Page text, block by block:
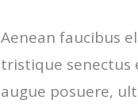
Aenean faucibus
tristique senectus
augue posuere,